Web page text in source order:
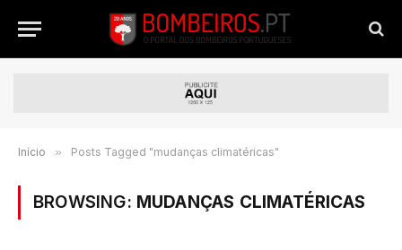
Início » Posts Tagged "mudanças climatéricas"
BROWSING: MUDANÇAS CLIMATÉRICAS